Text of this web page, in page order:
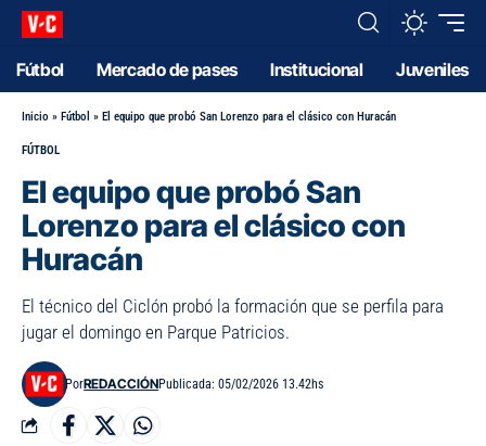
Fútbol Mercado de pases Institucional Juveniles
Inicio » Fútbol » El equipo que probó San Lorenzo para el clásico con Huracán
FÚTBOL
El equipo que probó San
Lorenzo para el clásico con
Huracán
El técnico del Ciclón probó la formación que se perfila para
jugar el domingo en Parque Patricios.
PorREDACCIÓNPublicada: 05/02/2026 13.42hs